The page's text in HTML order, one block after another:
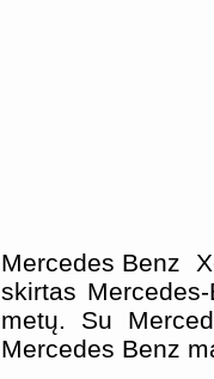
Mercedes Benz
skirtas
metų. Su
Mercedes Benz